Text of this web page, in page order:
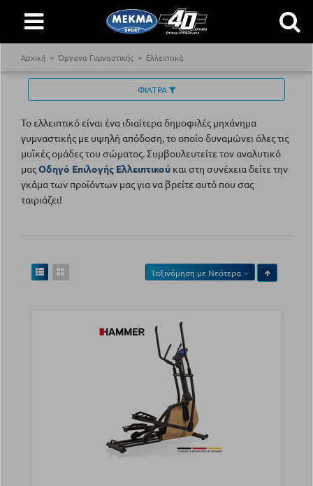
Αρχική Όργανα Γυμναστικής Ελλειπτικά
ΦΙΛΤΡΑ
Το ελλειπτικό είναι ένα ιδιαίτερα δημοφιλές μηχάνημα
γυμναστικής με υψηλή απόδοση, το οποίο δυναμώνει όλες τις
μυϊκές ομάδες του σώματος. Συμβουλευτείτε τον αναλυτικό
μαςΟδηγό Επιλογής Ελλειπτικού και στη συνέχεια δείτε την
γκάμα των προϊόντων μας για να βρείτε αυτό που σας
ταιριάζει!
Ταξινόμηση με Νεότερα